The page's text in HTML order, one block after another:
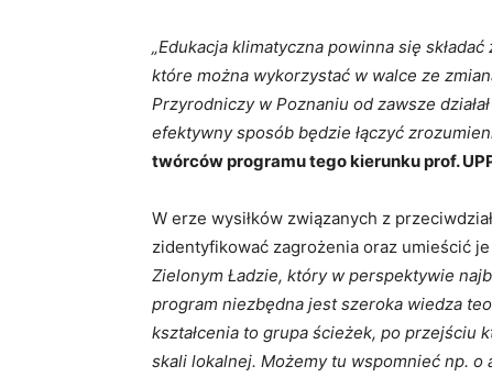
„Edukacja klimatyczna powinna się
które można wykorzystać w walce ze
Przyrodniczy w Poznaniu od zawsze
efektywny sposób będzie łączyć
twórców programu tego kierunku prof.
W erze wysiłków związanych z
zidentyfikować zagrożenia oraz umieścić
Zielonym Ładzie, który w perspektywie
program niezbędna jest szeroka wiedza
kształcenia to grupa ścieżek, po przejściu
skali lokalnej. Możemy tu wspomnieć np.